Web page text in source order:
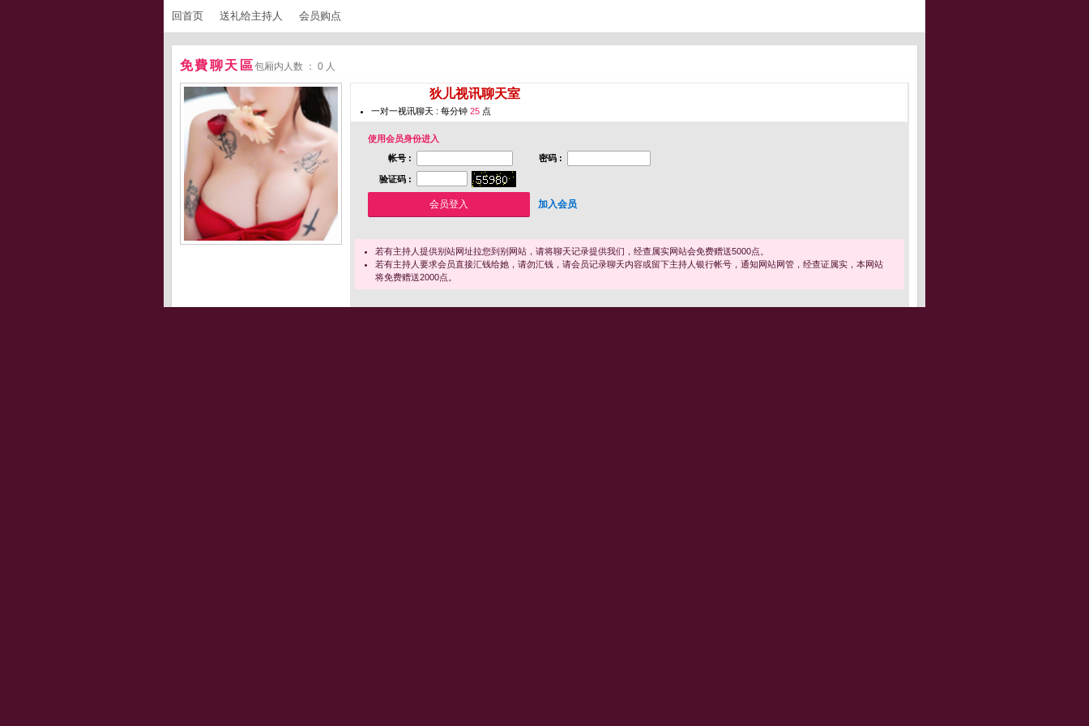
回首页 送礼给主持人 会员购点
免費聊天區包厢内人数 ： 0 人
狄儿视讯聊天室
一对一视讯聊天 : 每分钟 25 点
使用会员身份进入
帐号 :
密码 :
验证码 :
加入会员
若有主持人提供别站网址拉您到别网站，请将聊天记录提供我们，经查属实网站会免费赠送5000点。
若有主持人要求会员直接汇钱给她，请勿汇钱，请会员记录聊天内容或留下主持人银行帐号，通知网站网管，经查证属实，本网站
将免费赠送2000点。